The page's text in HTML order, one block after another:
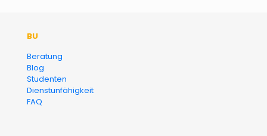
BU
Beratung
Blog
Studenten
Dienstunfähigkeit
FAQ